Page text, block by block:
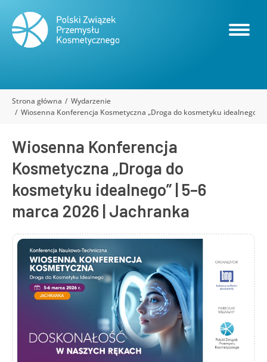
Jesteś tutaj:
Strona główna
Wydarzenie
Wiosenna Konferencja Kosmetyczna „Droga do kosmetyku idealnego”
Wiosenna Konferencja
Kosmetyczna „Droga do
kosmetyku idealnego” | 5–6
marca 2026 | Jachranka